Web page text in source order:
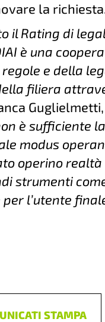
la
il Rating di
è una
e della
filiera
è sufficiente
modus
operino
strumenti
l’utente
STAMPA